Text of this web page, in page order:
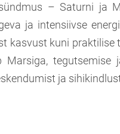
– Saturni ja
ja intensiivse
kasvust kuni praktilise
tegutsemise
ja